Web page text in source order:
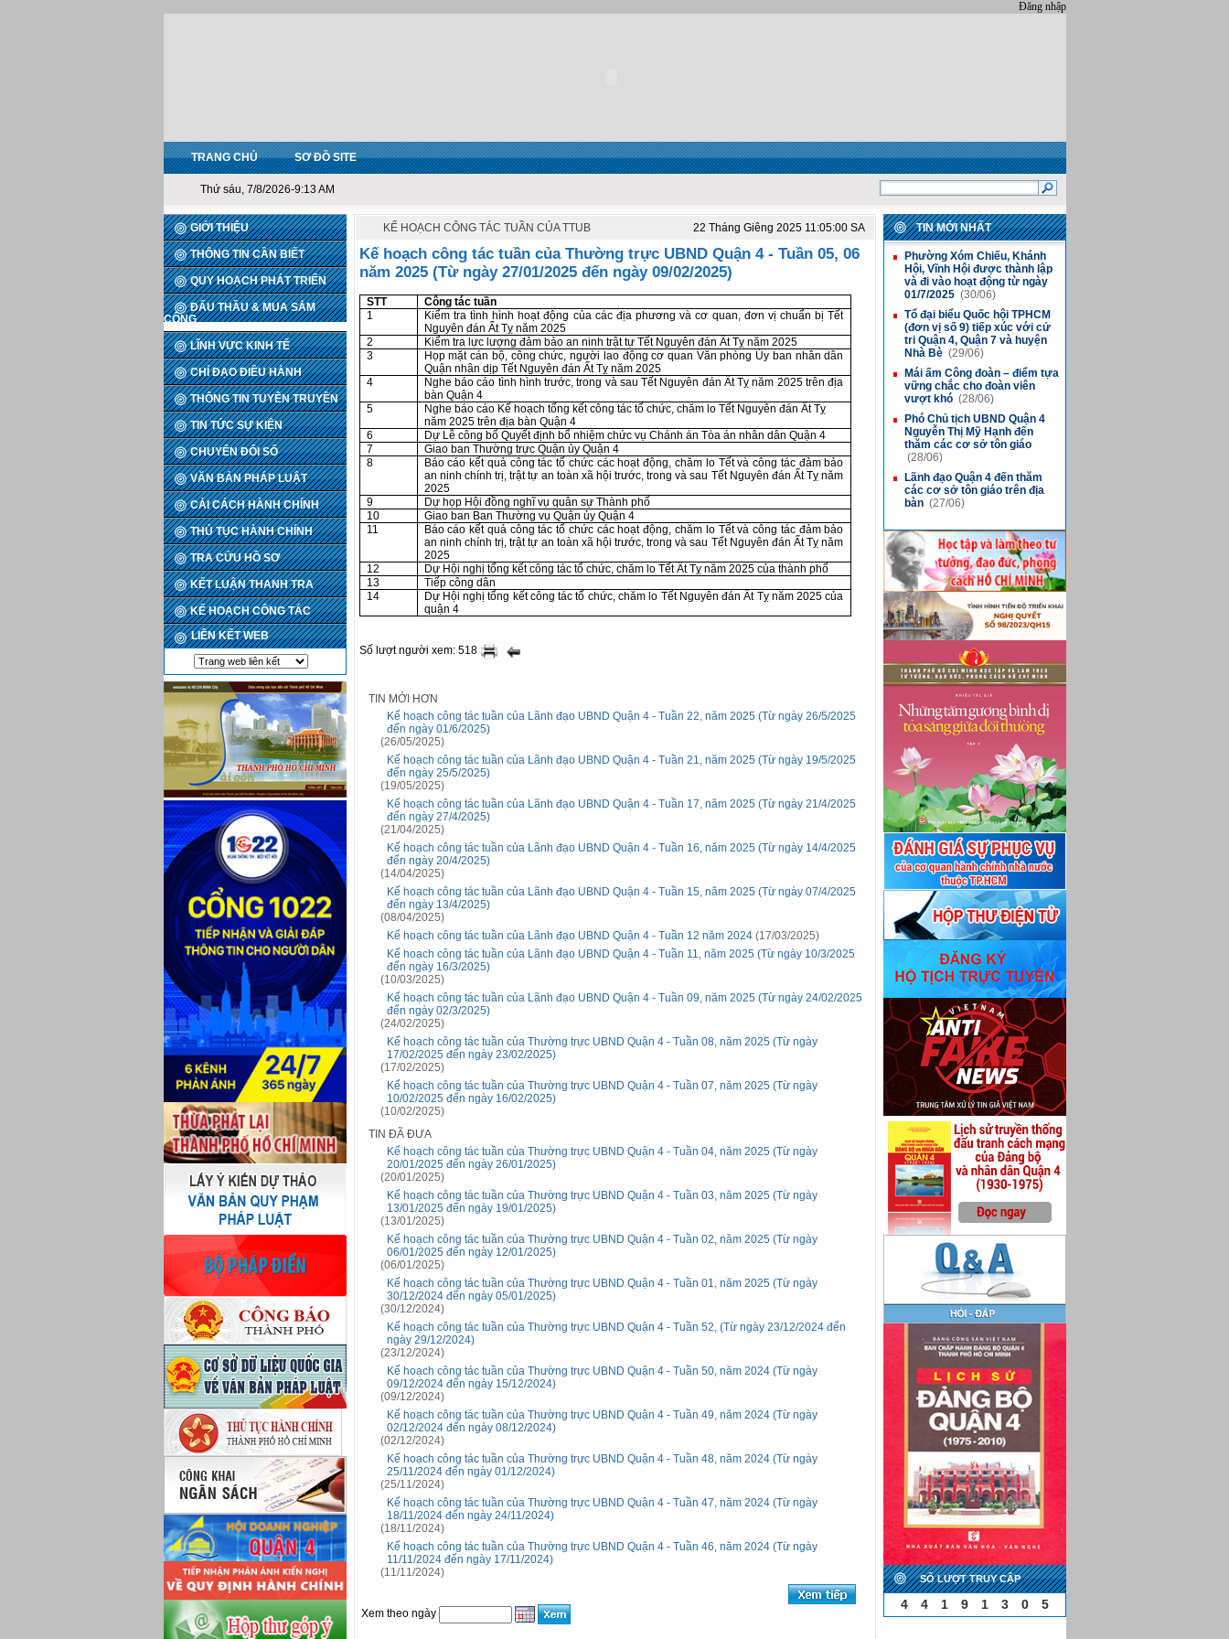
Đăng nhập
TRANG CHỦ SƠ ĐỒ SITE
Thứ sáu, 7/8/2026-9:13 AM
GIỚI THIỆU
THÔNG TIN CẦN BIẾT
QUY HOẠCH PHÁT TRIỂN
ĐẤU THẦU & MUA SẮM
CÔNG
LĨNH VỰC KINH TẾ
CHỈ ĐẠO ĐIỀU HÀNH
THÔNG TIN TUYÊN TRUYỀN
TIN TỨC SỰ KIỆN
CHUYỂN ĐỔI SỐ
VĂN BẢN PHÁP LUẬT
CẢI CÁCH HÀNH CHÍNH
THỦ TỤC HÀNH CHÍNH
TRA CỨU HỒ SƠ
KẾT LUẬN THANH TRA
KẾ HOẠCH CÔNG TÁC
LIÊN KẾT WEB
KẾ HOẠCH CÔNG TÁC TUẦN CỦA TTUB 22 Tháng Giêng 2025 11:05:00 SA
Kế hoạch công tác tuần của Thường trực UBND Quận 4 - Tuần 05, 06
năm 2025 (Từ ngày 27/01/2025 đến ngày 09/02/2025)
STT
Công tác tuần
1
Kiểm tra tình hình hoạt động của các địa phương và cơ quan, đơn vị chuẩn bị Tết
Nguyên đán Ất Tỵ năm 2025
2
Kiểm tra lực lượng đảm bảo an ninh trật tự Tết Nguyên đán Ất Tỵ năm 2025
3
Họp mặt cán bộ, công chức, người lao động cơ quan Văn phòng Ủy ban nhân dân
Quận nhân dịp Tết Nguyên đán Ất Tỵ năm 2025
4
Nghe báo cáo tình hình trước, trong và sau Tết Nguyên đán Ất Tỵ năm 2025 trên địa
bàn Quận 4
5
Nghe báo cáo Kế hoạch tổng kết công tác tổ chức, chăm lo Tết Nguyên đán Ất Tỵ
năm 2025 trên địa bàn Quận 4
6
Dự Lễ công bố Quyết định bổ nhiệm chức vụ Chánh án Tòa án nhân dân Quận 4
7
Giao ban Thường trực Quận ủy Quận 4
8
Báo cáo kết quả công tác tổ chức các hoạt động, chăm lo Tết và công tác đảm bảo
an ninh chính trị, trật tự an toàn xã hội trước, trong và sau Tết Nguyên đán Ất Tỵ năm
2025
9
Dự họp Hội đồng nghĩ vụ quân sự Thành phố
10
Giao ban Ban Thường vụ Quận ủy Quận 4
11
Báo cáo kết quả công tác tổ chức các hoạt động, chăm lo Tết và công tác đảm bảo
an ninh chính trị, trật tự an toàn xã hội trước, trong và sau Tết Nguyên đán Ất Tỵ năm
2025
12
Dự Hội nghị tổng kết công tác tổ chức, chăm lo Tết Ất Tỵ năm 2025 của thành phố
13
Tiếp công dân
14
Dự Hội nghị tổng kết công tác tổ chức, chăm lo Tết Nguyên đán Ất Tỵ năm 2025 của
quận 4
Số lượt người xem: 518
TIN MỚI HƠN
Kế hoạch công tác tuần của Lãnh đạo UBND Quận 4 - Tuần 22, năm 2025 (Từ ngày 26/5/2025
đến ngày 01/6/2025)
(26/05/2025)
Kế hoạch công tác tuần của Lãnh đạo UBND Quận 4 - Tuần 21, năm 2025 (Từ ngày 19/5/2025
đến ngày 25/5/2025)
(19/05/2025)
Kế hoạch công tác tuần của Lãnh đạo UBND Quận 4 - Tuần 17, năm 2025 (Từ ngày 21/4/2025
đến ngày 27/4/2025)
(21/04/2025)
Kế hoạch công tác tuần của Lãnh đạo UBND Quận 4 - Tuần 16, năm 2025 (Từ ngày 14/4/2025
đến ngày 20/4/2025)
(14/04/2025)
Kế hoạch công tác tuần của Lãnh đạo UBND Quận 4 - Tuần 15, năm 2025 (Từ ngày 07/4/2025
đến ngày 13/4/2025)
(08/04/2025)
Kế hoạch công tác tuần của Lãnh đạo UBND Quận 4 - Tuần 12 năm 2024(17/03/2025)
Kế hoạch công tác tuần của Lãnh đạo UBND Quận 4 - Tuần 11, năm 2025 (Từ ngày 10/3/2025
đến ngày 16/3/2025)
(10/03/2025)
Kế hoạch công tác tuần của Lãnh đạo UBND Quận 4 - Tuần 09, năm 2025 (Từ ngày 24/02/2025
đến ngày 02/3/2025)
(24/02/2025)
Kế hoạch công tác tuần của Thường trực UBND Quận 4 - Tuần 08, năm 2025 (Từ ngày
17/02/2025 đến ngày 23/02/2025)
(17/02/2025)
Kế hoạch công tác tuần của Thường trực UBND Quận 4 - Tuần 07, năm 2025 (Từ ngày
10/02/2025 đến ngày 16/02/2025)
(10/02/2025)
TIN ĐÃ ĐƯA
Kế hoạch công tác tuần của Thường trực UBND Quận 4 - Tuần 04, năm 2025 (Từ ngày
20/01/2025 đến ngày 26/01/2025)
(20/01/2025)
Kế hoạch công tác tuần của Thường trực UBND Quận 4 - Tuần 03, năm 2025 (Từ ngày
13/01/2025 đến ngày 19/01/2025)
(13/01/2025)
Kế hoạch công tác tuần của Thường trực UBND Quận 4 - Tuần 02, năm 2025 (Từ ngày
06/01/2025 đến ngày 12/01/2025)
(06/01/2025)
Kế hoạch công tác tuần của Thường trực UBND Quận 4 - Tuần 01, năm 2025 (Từ ngày
30/12/2024 đến ngày 05/01/2025)
(30/12/2024)
Kế hoạch công tác tuần của Thường trực UBND Quận 4 - Tuần 52, (Từ ngày 23/12/2024 đến
ngày 29/12/2024)
(23/12/2024)
Kế hoạch công tác tuần của Thường trực UBND Quận 4 - Tuần 50, năm 2024 (Từ ngày
09/12/2024 đến ngày 15/12/2024)
(09/12/2024)
Kế hoạch công tác tuần của Thường trực UBND Quận 4 - Tuần 49, năm 2024 (Từ ngày
02/12/2024 đến ngày 08/12/2024)
(02/12/2024)
Kế hoạch công tác tuần của Thường trực UBND Quận 4 - Tuần 48, năm 2024 (Từ ngày
25/11/2024 đến ngày 01/12/2024)
(25/11/2024)
Kế hoạch công tác tuần của Thường trực UBND Quận 4 - Tuần 47, năm 2024 (Từ ngày
18/11/2024 đến ngày 24/11/2024)
(18/11/2024)
Kế hoạch công tác tuần của Thường trực UBND Quận 4 - Tuần 46, năm 2024 (Từ ngày
11/11/2024 đến ngày 17/11/2024)
(11/11/2024)
Xem theo ngày
TIN MỚI NHẤT
■
Phường Xóm Chiếu, Khánh
Hội, Vĩnh Hội được thành lập
và đi vào hoạt động từ ngày
01/7/2025 (30/06)
■ Tổ đại biểu Quốc hội TPHCM
(đơn vị số 9) tiếp xúc với cử
tri Quận 4, Quận 7 và huyện
Nhà Bè (29/06)
■
Mái ấm Công đoàn – điểm tựa
vững chắc cho đoàn viên
vượt khó (28/06)
■
Phó Chủ tịch UBND Quận 4
Nguyễn Thị Mỹ Hạnh đến
thăm các cơ sở tôn giáo
(28/06)
■
Lãnh đạo Quận 4 đến thăm
các cơ sở tôn giáo trên địa
bàn (27/06)
SỐ LƯỢT TRUY CẬP
4 4 1 9 1 3 0 5